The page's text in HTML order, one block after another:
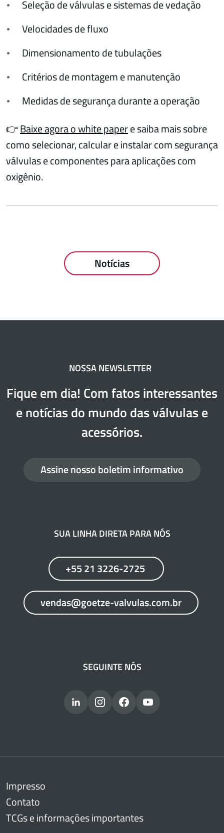
Seleção de válvulas e sistemas de vedação
Velocidades de fluxo
Dimensionamento de tubulações
Critérios de montagem e manutenção
Medidas de segurança durante a operação
👉Baixe agora o white papere saiba mais sobre
como selecionar, calcular e instalar com segurança
válvulas e componentes para aplicações com
oxigênio.
Notícias
NOSSA NEWSLETTER
Fique em dia! Com fatos interessantes
e notícias do mundo das válvulas e
acessórios.
Assine nosso boletim informativo
SUA LINHA DIRETA PARA NÓS
+55 21 3226-2725
vendas@goetze-valvulas.com.br
SEGUINTE NÓS
Impresso
Contato
TCGs e informações importantes